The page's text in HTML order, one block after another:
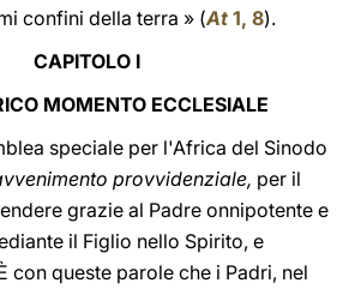
confini della terra » (At 1, 8).
CAPITOLO I
MOMENTO ECCLESIALE
speciale per l'Africa del Sinodo
provvidenziale, per il
grazie al Padre onnipotente e
il Figlio nello Spirito, e
con queste parole che i Padri, nel